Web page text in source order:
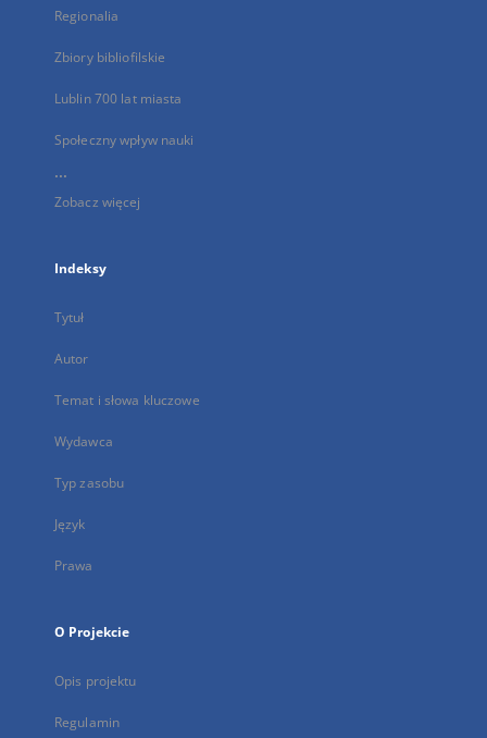
Regionalia
Zbiory bibliofilskie
Lublin 700 lat miasta
Społeczny wpływ nauki
...
Zobacz więcej
Indeksy
Tytuł
Autor
Temat i słowa kluczowe
Wydawca
Typ zasobu
Język
Prawa
O Projekcie
Opis projektu
Regulamin